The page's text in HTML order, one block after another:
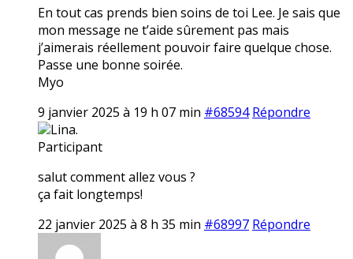
En tout cas prends bien soins de toi Lee. Je sais que
mon message ne t’aide sûrement pas mais
j’aimerais réellement pouvoir faire quelque chose.
Passe une bonne soirée.
Myo
9 janvier 2025 à 19 h 07 min #68594 Répondre
Lina.
Participant
salut comment allez vous ?
ça fait longtemps!
22 janvier 2025 à 8 h 35 min #68997 Répondre